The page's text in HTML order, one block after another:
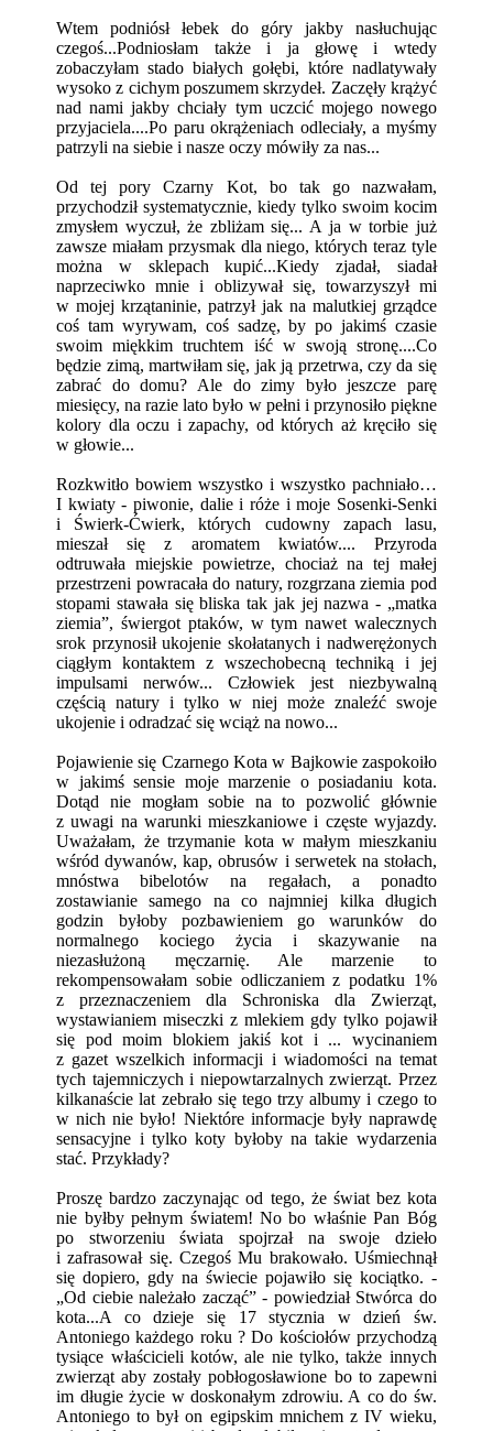
Wtem podniósł łebek do góry jakby nasłuchując
czegoś...Podniosłam także i ja głowę i wtedy
zobaczyłam stado białych gołębi, które nadlatywały
wysoko z cichym poszumem skrzydeł. Zaczęły krążyć
nad nami jakby chciały tym uczcić mojego nowego
przyjaciela....Po paru okrążeniach odleciały, a myśmy
patrzyli na siebie i nasze oczy mówiły za nas...
Od tej pory Czarny Kot, bo tak go nazwałam,
przychodził systematycznie, kiedy tylko swoim kocim
zmysłem wyczuł, że zbliżam się... A ja w torbie już
zawsze miałam przysmak dla niego, których teraz tyle
można w sklepach kupić...Kiedy zjadał, siadał
naprzeciwko mnie i oblizywał się, towarzyszył mi
w mojej krzątaninie, patrzył jak na malutkiej grządce
coś tam wyrywam, coś sadzę, by po jakimś czasie
swoim miękkim truchtem iść w swoją stronę....Co
będzie zimą, martwiłam się, jak ją przetrwa, czy da się
zabrać do domu? Ale do zimy było jeszcze parę
miesięcy, na razie lato było w pełni i przynosiło piękne
kolory dla oczu i zapachy, od których aż kręciło się
w głowie...
Rozkwitło bowiem wszystko i wszystko pachniało…
I kwiaty - piwonie, dalie i róże i moje Sosenki-Senki
i Świerk-Ćwierk, których cudowny zapach lasu,
mieszał się z aromatem kwiatów.... Przyroda
odtruwała miejskie powietrze, chociaż na tej małej
przestrzeni powracała do natury, rozgrzana ziemia pod
stopami stawała się bliska tak jak jej nazwa - „matka
ziemia”, świergot ptaków, w tym nawet walecznych
srok przynosił ukojenie skołatanych i nadwerężonych
ciągłym kontaktem z wszechobecną techniką i jej
impulsami nerwów... Człowiek jest niezbywalną
częścią natury i tylko w niej może znaleźć swoje
ukojenie i odradzać się wciąż na nowo...
Pojawienie się Czarnego Kota w Bajkowie zaspokoiło
w jakimś sensie moje marzenie o posiadaniu kota.
Dotąd nie mogłam sobie na to pozwolić głównie
z uwagi na warunki mieszkaniowe i częste wyjazdy.
Uważałam, że trzymanie kota w małym mieszkaniu
wśród dywanów, kap, obrusów i serwetek na stołach,
mnóstwa bibelotów na regałach, a ponadto
zostawianie samego na co najmniej kilka długich
godzin byłoby pozbawieniem go warunków do
normalnego kociego życia i skazywanie na
niezasłużoną męczarnię. Ale marzenie to
rekompensowałam sobie odliczaniem z podatku 1%
z przeznaczeniem dla Schroniska dla Zwierząt,
wystawianiem miseczki z mlekiem gdy tylko pojawił
się pod moim blokiem jakiś kot i ... wycinaniem
z gazet wszelkich informacji i wiadomości na temat
tych tajemniczych i niepowtarzalnych zwierząt. Przez
kilkanaście lat zebrało się tego trzy albumy i czego to
w nich nie było! Niektóre informacje były naprawdę
sensacyjne i tylko koty byłoby na takie wydarzenia
stać. Przykłady?
Proszę bardzo zaczynając od tego, że świat bez kota
nie byłby pełnym światem! No bo właśnie Pan Bóg
po stworzeniu świata spojrzał na swoje dzieło
i zafrasował się. Czegoś Mu brakowało. Uśmiechnął
się dopiero, gdy na świecie pojawiło się kociątko. -
„Od ciebie należało zacząć” - powiedział Stwórca do
kota...A co dzieje się 17 stycznia w dzień św.
Antoniego każdego roku ? Do kościołów przychodzą
tysiące właścicieli kotów, ale nie tylko, także innych
zwierząt aby zostały pobłogosławione bo to zapewni
im długie życie w doskonałym zdrowiu. A co do św.
Antoniego to był on egipskim mnichem z IV wieku,